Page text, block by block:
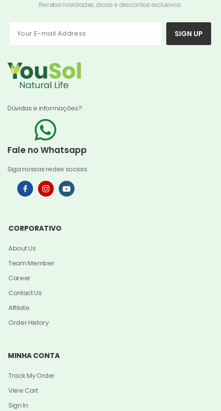
Receba novidades, dicas e descontos exclusivos.
SIGN UP
Dúvidas e informações?
Fale no Whatsapp
Siga nossas redes sociais.
CORPORATIVO
About Us
Team Member
Career
Contact Us
Affilate
Order History
MINHA CONTA
Track My Order
View Cart
Sign In